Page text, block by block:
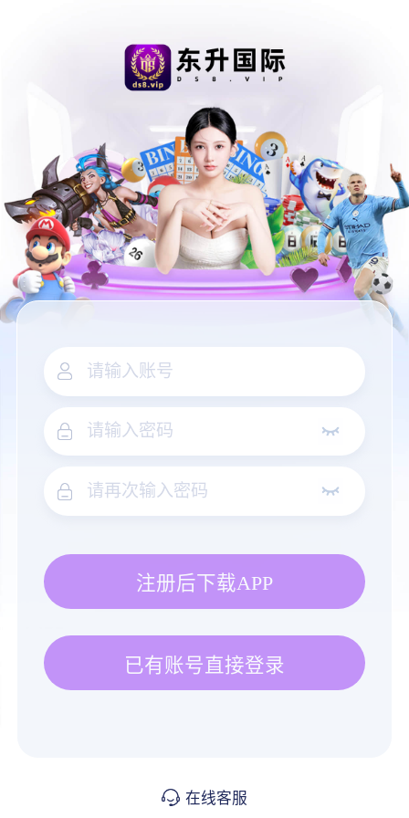
注册后下载APP
已有账号直接登录
在线客服